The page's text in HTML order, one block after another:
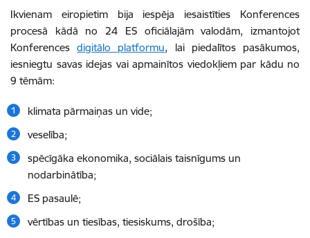
Ikvienam eiropietim bija iespēja iesaistīties Konferences
procesā kādā no 24 ES oficiālajām valodām, izmantojot
Konferencesdigitālo platformu, lai piedalītos pasākumos,
iesniegtu savas idejas vai apmainītos viedokļiem par kādu no
9 tēmām:
klimata pārmaiņas un vide;
veselība;
spēcīgāka ekonomika, sociālais taisnīgums un
nodarbinātība;
ES pasaulē;
vērtības un tiesības, tiesiskums, drošība;